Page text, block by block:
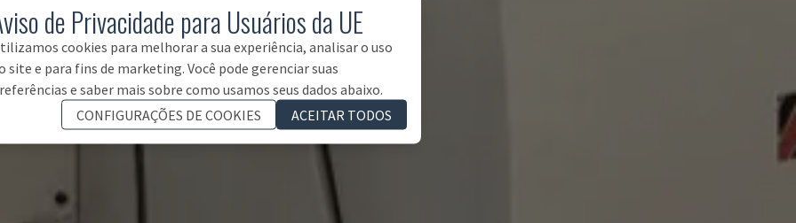
de Privacidade para Usuários da UE
cookies para melhorar a sua experiência, analisar o uso
site e para fins de marketing. Você pode gerenciar suas
e saber mais sobre como usamos seus dados abaixo.
CONFIGURAÇÕES DE COOKIES
ACEITAR TODOS